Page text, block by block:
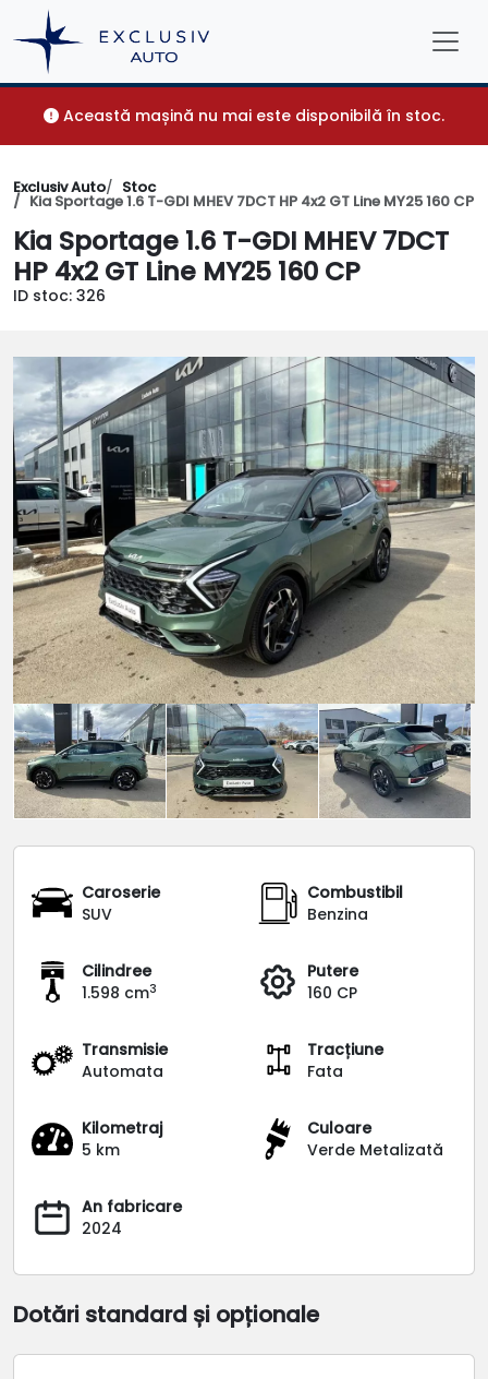
Această mașină nu mai este disponibilă în stoc.
Exclusiv Auto Stoc
Kia Sportage 1.6 T-GDI MHEV 7DCT HP 4x2 GT Line MY25 160 CP
Kia Sportage 1.6 T-GDI MHEV 7DCT
HP 4x2 GT Line MY25 160 CP
ID stoc: 326
Caroserie
SUV
Combustibil
Benzina
Cilindree
1.598 cm3
Putere
160 CP
Transmisie
Automata
Tracțiune
Fata
Kilometraj
5 km
Culoare
Verde Metalizată
An fabricare
2024
Dotări standard și opționale